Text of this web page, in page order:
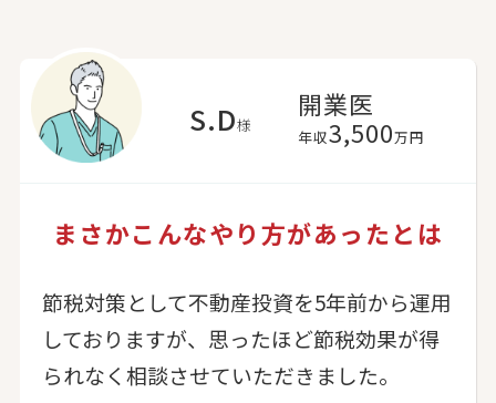
S.D様
開業医
年収3,500万円
まさかこんなやり方があったとは
節税対策として不動産投資を5年前から運用
しておりますが、思ったほど節税効果が得
られなく相談させていただきました。